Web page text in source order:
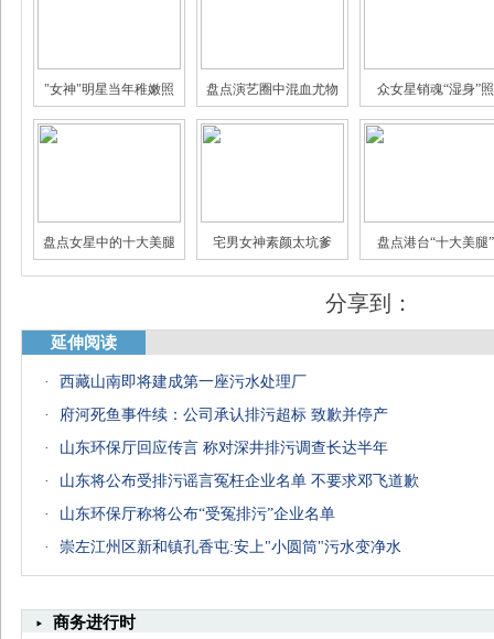
"女神"明星当年稚嫩照 盘点演艺圈中混血尤物 众女星销魂“湿身”照
娱乐圈身家过亿的明星 揭秘娱乐圈真假"闺蜜情" 三线女星的豪门生活
盘点女星中的十大美腿 宅男女神素颜太坑爹 盘点港台“十大美腿”
分享到：
延伸阅读
·
西藏山南即将建成第一座污水处理厂
·
府河死鱼事件续：公司承认排污超标 致歉并停产
·
山东环保厅回应传言 称对深井排污调查长达半年
·
山东将公布受排污谣言冤枉企业名单 不要求邓飞道歉
·
山东环保厅称将公布“受冤排污”企业名单
·
崇左江州区新和镇孔香屯:安上"小圆筒"污水变净水
商务进行时